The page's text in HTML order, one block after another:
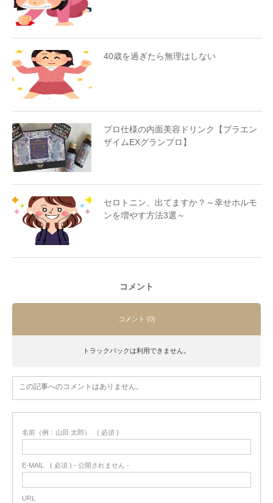
40歳を過ぎたら無理はしない
プロ仕様の内面美容ドリンク【プラエン
ザイムEXグランプロ】
セロトニン、出てますか？～幸せホルモ
ンを増やす方法3選～
コメント
コメント (0)
トラックバックは利用できません。
この記事へのコメントはありません。
名前（例：山田 太郎） ( 必須 )
E-MAIL ( 必須 ) - 公開されません -
URL